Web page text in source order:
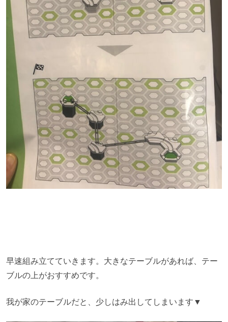
早速組み立てていきます。大きなテーブルがあれば、テー
ブルの上がおすすめです。
我が家のテーブルだと、少しはみ出してしまいます▼